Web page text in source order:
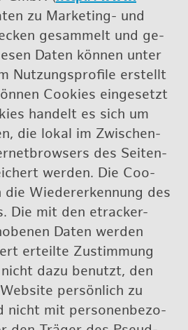
zu Mar­ke­ting- und
ge­sam­melt und ge­
Da­ten kön­nen un­ter
Nut­zungs­pro­fi­le er­stellt
Coo­kies ein­ge­setzt
han­delt es sich um
die lo­kal im Zwi­schen­
des Sei­ten­
wer­den. Die Coo­
Wie­der­er­ken­nung des
Die mit den etra­cker-
Da­ten wer­den
er­teil­te Zu­stim­mung
dazu be­nutzt, den
per­sön­lich zu
nicht mit per­so­nen­be­zo­